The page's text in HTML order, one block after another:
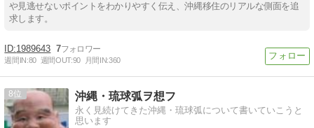
や見逃せないポイントをわかりやすく伝え、沖縄移住のリアルな側面を追
求します。
1989643 7
週間IN:80 週間OUT:90 月間IN:360
8 沖縄・琉球弧ヲ想フ
永く見続けてきた沖縄・琉球弧について書いていこうと
思います